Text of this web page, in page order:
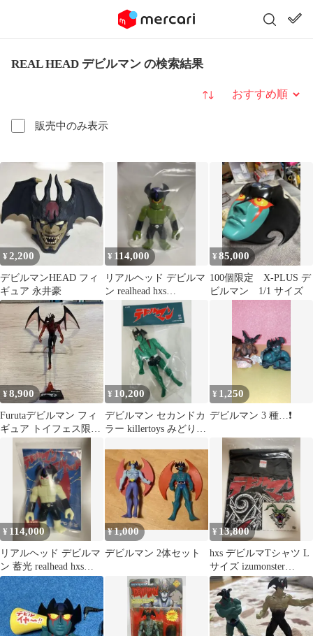
REAL HEAD デビルマン の検索結果
販売中のみ表示
並び替え
¥2,200
デビルマンHEAD フィ
ギュア 永井豪
¥ 114,000
リアルヘッド デビルマ
ン realhead hxs
izumonster
¥85,000
100個限定 X-PLUS デ
ビルマン 1/1 サイズ
¥8,900
Furutaデビルマン フィ
ギュア トイフェス限定
¥ 10,200
デビルマン セカンドカ
ラー killertoys みどり
¥ 1,250
デビルマン 3 種…❗️
¥ 114,000
リアルヘッド デビルマ
ン 蓄光 realhead hxs
izumonster
¥1,000
デビルマン 2体セット
¥ 13,800
hxs デビルマTシャツ L
サイズ izumonster
realhead